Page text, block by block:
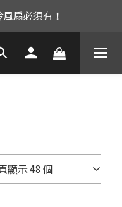
優惠中！
扇必須有！
金可以領取唷！
顯示 48 個